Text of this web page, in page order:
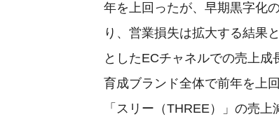
年を上回ったが、早期黒字化
り、営業損失は拡大する結果
としたECチャネルでの売上成
育成ブランド全体で前年を上
「スリー（THREE）」の売